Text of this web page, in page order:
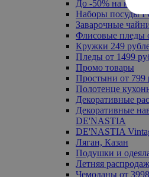
До -50% на ковры
Наборы посуды
Заварочные
Флисовые пледы
Кружки 249
Пледы от 1499
Промо товары
Простыни от 799
Полотенце
Декоративные
Декоративные
DE'NASTIA
DE'NASTIA
Ляган, Казан
Подушки и
Летняя
Чемоданы от